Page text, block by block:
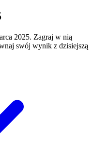
2025. Zagraj w nią
swój wynik z dzisiejszą